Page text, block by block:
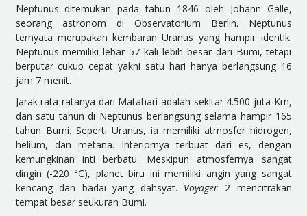
Neptunus ditemukan pada tahun 1846 oleh Johann Galle,
seorang astronom di Observatorium Berlin. Neptunus
ternyata merupakan kembaran Uranus yang hampir identik.
Neptunus memiliki lebar 57 kali lebih besar dari Bumi, tetapi
berputar cukup cepat yakni satu hari hanya berlangsung 16
jam 7 menit.
Jarak rata-ratanya dari Matahari adalah sekitar 4.500 juta Km,
dan satu tahun di Neptunus berlangsung selama hampir 165
tahun Bumi. Seperti Uranus, ia memiliki atmosfer hidrogen,
helium, dan metana. Interiornya terbuat dari es, dengan
kemungkinan inti berbatu. Meskipun atmosfernya sangat
dingin (-220 °C), planet biru ini memiliki angin yang sangat
kencang dan badai yang dahsyat. Voyager 2 mencitrakan
tempat besar seukuran Bumi.